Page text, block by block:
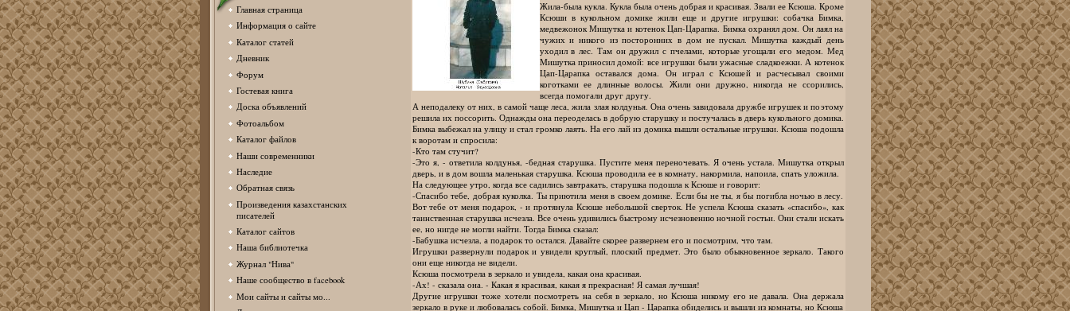
Главная страница
Информация о сайте
Каталог статей
Дневник
Форум
Гостевая книга
Доска объявлений
Фотоальбом
Каталог файлов
Наши современники
Наследие
Обратная связь
Произведения казахстанских
писателей
Каталог сайтов
Наша библиотечка
Журнал "Нива"
Наше сообщество в facebook
Мои сайты и сайты мо...
Жила-была кукла. Кукла была очень добрая и красивая. Звали ее Ксюша. Кроме
Ксюши в кукольном домике жили еще и другие игрушки: собачка Бимка,
медвежонок Мишутка и котенок Цап-Царапка. Бимка охранял дом. Он лаял на
чужих и никого из посторонних в дом не пускал. Мишутка каждый день
уходил в лес. Там он дружил с пчелами, которые угощали его медом. Мед
Мишутка приносил домой: все игрушки были ужасные сладкоежки. А котенок
Цап-Царапка оставался дома. Он играл с Ксюшей и расчесывал своими
коготками ее длинные волосы. Жили они дружно, никогда не ссорились,
всегда помогали друг другу.
А неподалеку от них, в самой чаще леса, жила злая колдунья. Она очень завидовала дружбе игрушек и поэтому
решила их поссорить. Однажды она переоделась в добрую старушку и постучалась в дверь кукольного домика.
Бимка выбежал на улицу и стал громко лаять. На его лай из домика вышли остальные игрушки. Ксюша подошла
к воротам и спросила:
-Кто там стучит?
-Это я, - ответила колдунья, -бедная старушка. Пустите меня переночевать. Я очень устала. Мишутка открыл
дверь, и в дом вошла маленькая старушка. Ксюша проводила ее в комнату, накормила, напоила, спать уложила.
На следующее утро, когда все садились завтракать, старушка подошла к Ксюше и говорит:
-Спасибо тебе, добрая куколка. Ты приютила меня в своем домике. Если бы не ты, я бы погибла ночью в лесу.
Вот тебе от меня подарок, - и протянула Ксюше небольшой сверток. Не успела Ксюша сказать «спасибо», как
таинственная старушка исчезла. Все очень удивились быстрому исчезновению ночной гостьи. Они стали искать
ее, но нигде не могли найти. Тогда Бимка сказал:
-Бабушка исчезла, а подарок то остался. Давайте скорее развернем его и посмотрим, что там.
Игрушки развернули подарок и увидели круглый, плоский предмет. Это было обыкновенное зеркало. Такого
они еще никогда не видели.
Ксюша посмотрела в зеркало и увидела, какая она красивая.
-Ах! - сказала она. - Какая я красивая, какая я прекрасная! Я самая лучшая!
Другие игрушки тоже хотели посмотреть на себя в зеркало, но Ксюша никому его не давала. Она держала
зеркало в руке и любовалась собой. Бимка, Мишутка и Цап - Царапка обиделись и вышли из комнаты, но Ксюша